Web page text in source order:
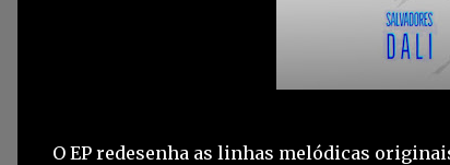
O EP redesenha as linhas melódicas